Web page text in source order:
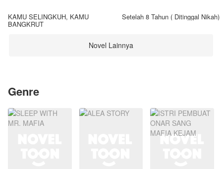
KAMU SELINGKUH, KAMU
BANGKRUT
Setelah 8 Tahun ( Ditinggal Nikah)
Novel Lainnya
Genre